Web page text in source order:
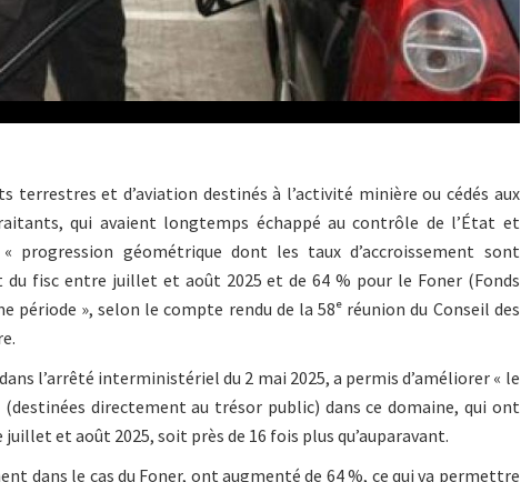
terrestres et d’aviation destinés à l’activité minière ou cédés aux
qui avaient longtemps échappé au contrôle de l’État et
progression géométrique dont les taux d’accroissement sont
du fisc entre juillet et août 2025 et de 64 % pour le Foner (Fonds
», selon le compte rendu de la 58ᵉ réunion du Conseil des
l’arrêté interministériel du 2 mai 2025, a permis d’améliorer « le
directement au trésor public) dans ce domaine, qui ont
et août 2025, soit près de 16 fois plus qu’auparavant.
dans le cas du Foner, ont augmenté de 64 %, ce qui va permettre